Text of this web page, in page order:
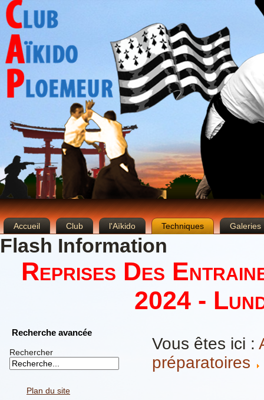
Accueil Club l'Aïkido Techniques Galeries
Flash Information
Reprises Des
2024 -
Recherche avancée
Rechercher
Plan du site
Vous êtes ici :
préparatoires